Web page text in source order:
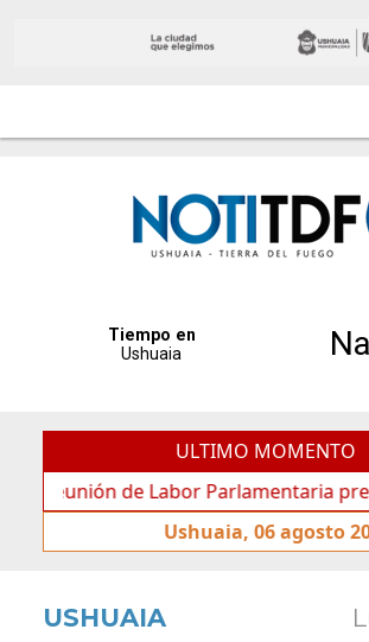
ULTIMO MOMENTO
de Labor Parlamentaria previa a la
Ushuaia, 06 agosto
USHUAIA